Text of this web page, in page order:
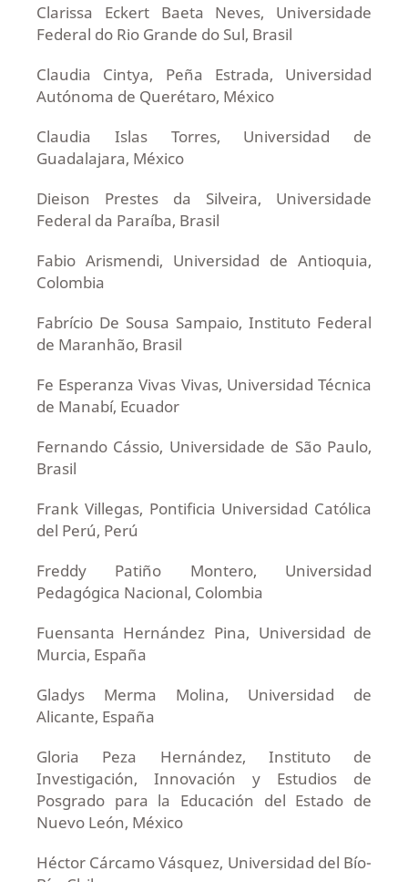
Clarissa Eckert Baeta Neves, Universidade
Federal do Rio Grande do Sul, Brasil
Claudia Cintya, Peña Estrada, Universidad
Autónoma de Querétaro, México
Claudia Islas Torres, Universidad de
Guadalajara, México
Dieison Prestes da Silveira, Universidade
Federal da Paraíba, Brasil
Fabio Arismendi, Universidad de Antioquia,
Colombia
Fabrício De Sousa Sampaio, Instituto Federal
de Maranhão, Brasil
Fe Esperanza Vivas Vivas, Universidad Técnica
de Manabí, Ecuador
Fernando Cássio, Universidade de São Paulo,
Brasil
Frank Villegas, Pontificia Universidad Católica
del Perú, Perú
Freddy Patiño Montero, Universidad
Pedagógica Nacional, Colombia
Fuensanta Hernández Pina, Universidad de
Murcia, España
Gladys Merma Molina, Universidad de
Alicante, España
Gloria Peza Hernández, Instituto de
Investigación, Innovación y Estudios de
Posgrado para la Educación del Estado de
Nuevo León, México
Héctor Cárcamo Vásquez, Universidad del Bío-